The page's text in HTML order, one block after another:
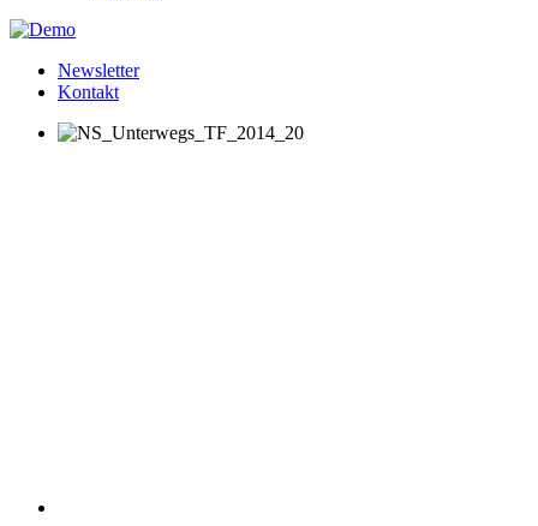
Newsletter
Kontakt